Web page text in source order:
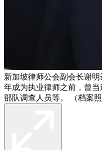
新加坡律师公会副会长谢
年成为执业律师之前，曾
部队调查人员等。 （档案照